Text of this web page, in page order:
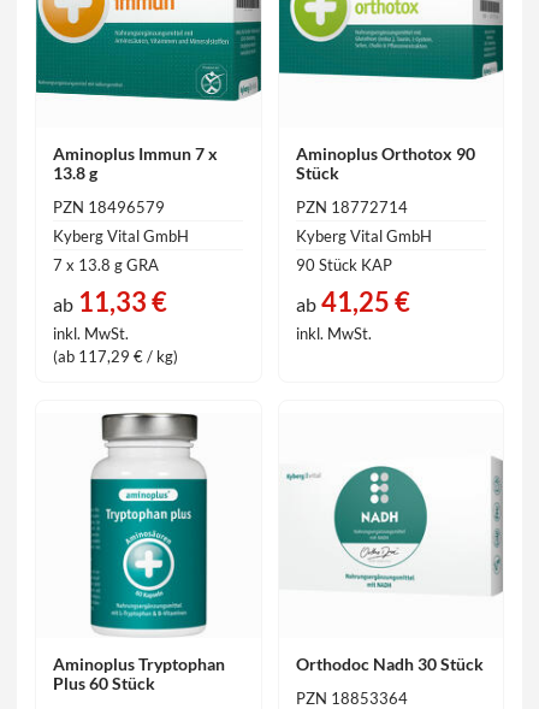
Aminoplus Immun 7 x
13.8 g
PZN 18496579
Kyberg Vital GmbH
7 x 13.8 g GRA
ab 11,33 €
inkl. MwSt.
(ab 117,29 € / kg)
Aminoplus Orthotox 90
Stück
PZN 18772714
Kyberg Vital GmbH
90 Stück KAP
ab41,25 €
inkl. MwSt.
Aminoplus Tryptophan
Plus 60 Stück
Orthodoc Nadh 30 Stück
PZN 18853364